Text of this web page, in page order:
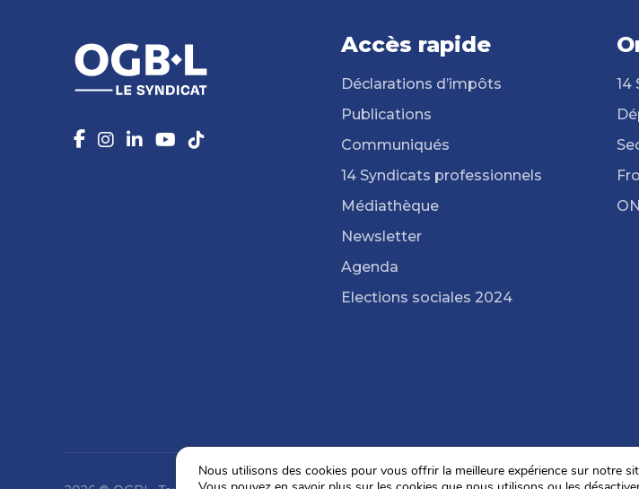
Accès rapide
Déclarations d’impôts
Publications
Communiqués
14 Syndicats professionnels
Médiathèque
Newsletter
Agenda
Elections sociales 2024
14
Nous utilisons des cookies pour vous offrir la meilleure expérience sur notre